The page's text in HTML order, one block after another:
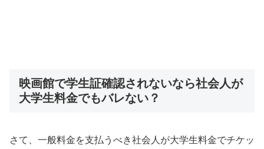
映画館で学生証確認されないなら社会人が
大学生料金でもバレない？
さて、一般料金を支払うべき社会人が大学生料金でチケッ